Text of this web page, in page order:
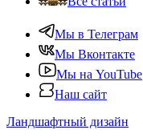
Мы в Телеграм
Мы Вконтакте
Мы на YouTube
Наш сайт
Ландшафтный дизайн